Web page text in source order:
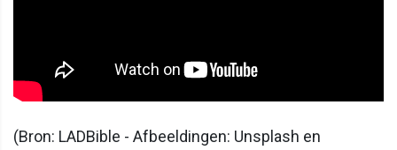
(Bron: LADBible - Afbeeldingen: Unsplash en